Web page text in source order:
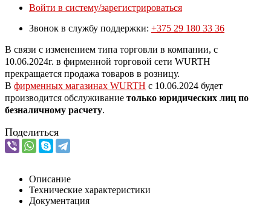
Войти в систему/зарегистрироваться
Звонок в службу поддержки: +375 29 180 33 36
В связи с изменением типа торговли в компании, с
10.06.2024г. в фирменной торговой сети WURTH
прекращается продажа товаров в розницу.
В фирменных магазинах WURTH c 10.06.2024 будет
производится обслуживание только юридических лиц по
безналичному расчету.
Поделиться
Описание
Технические характеристики
Документация